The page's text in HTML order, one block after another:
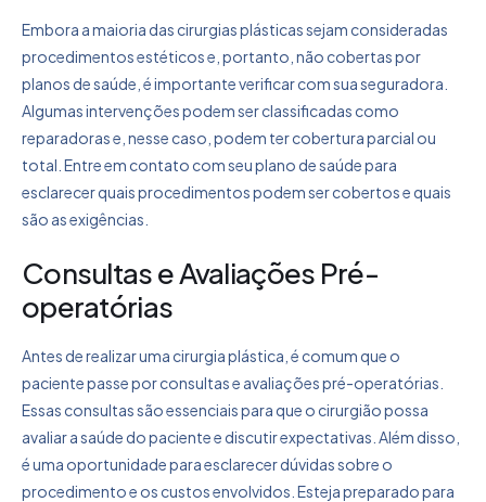
Embora a maioria das cirurgias plásticas sejam consideradas
procedimentos estéticos e, portanto, não cobertas por
planos de saúde, é importante verificar com sua seguradora.
Algumas intervenções podem ser classificadas como
reparadoras e, nesse caso, podem ter cobertura parcial ou
total. Entre em contato com seu plano de saúde para
esclarecer quais procedimentos podem ser cobertos e quais
são as exigências.
Consultas e Avaliações Pré-
operatórias
Antes de realizar uma cirurgia plástica, é comum que o
paciente passe por consultas e avaliações pré-operatórias.
Essas consultas são essenciais para que o cirurgião possa
avaliar a saúde do paciente e discutir expectativas. Além disso,
é uma oportunidade para esclarecer dúvidas sobre o
procedimento e os custos envolvidos. Esteja preparado para